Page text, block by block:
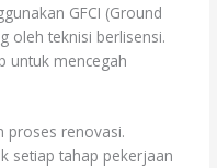
GFCI (Ground
oleh teknisi berlisensi.
untuk mencegah
proses renovasi.
setiap tahap pekerjaan